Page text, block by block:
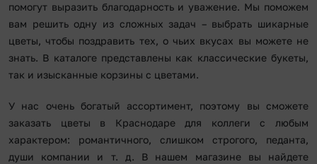
помогут выразить благодарность и уважение. Мы поможем
вам решить одну из сложных задач – выбрать шикарные
цветы, чтобы поздравить тех, о чьих вкусах вы можете не
знать. В каталоге представлены как классические букеты,
так и изысканные корзины с цветами.
У нас очень богатый ассортимент, поэтому вы сможете
заказать цветы в Краснодаре для коллеги с любым
характером: романтичного, слишком строгого, педанта,
души компании и т. д. В нашем магазине вы найдете